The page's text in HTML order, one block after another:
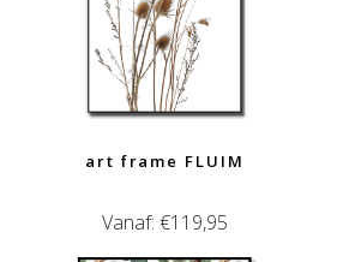
art frame FLUIM
Vanaf: €119,95